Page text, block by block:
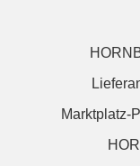
Marktplatz-